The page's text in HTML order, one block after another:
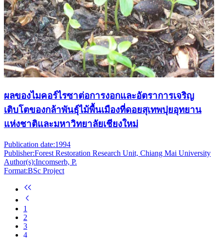
ผลของไมคอร์ไรซาต่อการงอกและอัตราการเจริญ
เติบโตของกล้าพันธุ์ไม้พื้นเมืองที่ดอยสุเทพปุยอุทยาน
แห่งชาติและมหาวิทยาลัยเชียงใหม่
Publication date:1994
Publisher:Forest Restoration Research Unit, Chiang Mai University
Author(s):Incomserb, P.
Format:BSc Project
1
2
3
4